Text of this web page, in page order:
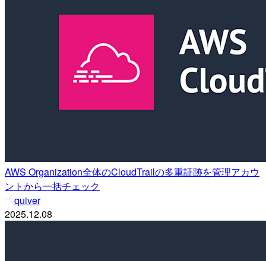
AWS Organization全体のCloudTrailの多重証跡を管理アカウ
ントから一括チェック
quiver
2025.12.08